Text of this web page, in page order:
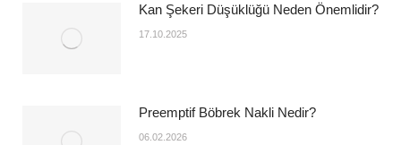
Kan Şekeri Düşüklüğü Neden Önemlidir?
17.10.2025
Preemptif Böbrek Nakli Nedir?
06.02.2026